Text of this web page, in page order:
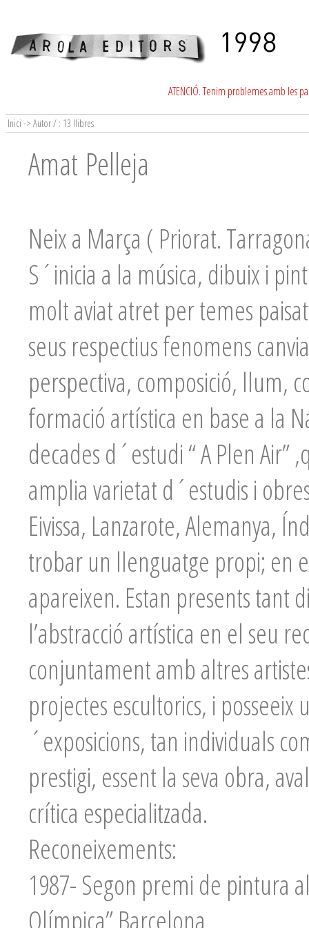
ATENCIÓ. Tenim problemes amb les
Inici -> Autor / : 13 llibres
Amat Pelleja
Neix a Marça ( Priorat.
S´inicia a la música, dibuix i
molt aviat atret per temes
seus respectius fenomens
perspectiva, composició, llum,
formació artística en base a la
decades d´estudi “ A Plen
amplia varietat d´estudis i
Eivissa, Lanzarote, Alemanya,
trobar un llenguatge propi; en
apareixen. Estan presents tant
l’abstracció artística en el seu
conjuntament amb altres
projectes escultorics, i
´exposicions, tan individuals
prestigi, essent la seva obra,
crítica especialitzada.
Reconeixements:
1987- Segon premi de pintura
Olímpica” Barcelona.